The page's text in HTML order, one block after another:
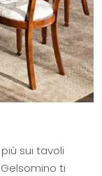
sui tavoli
ti